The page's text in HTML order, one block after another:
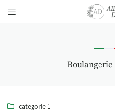

Boulangerie
 categorie 1